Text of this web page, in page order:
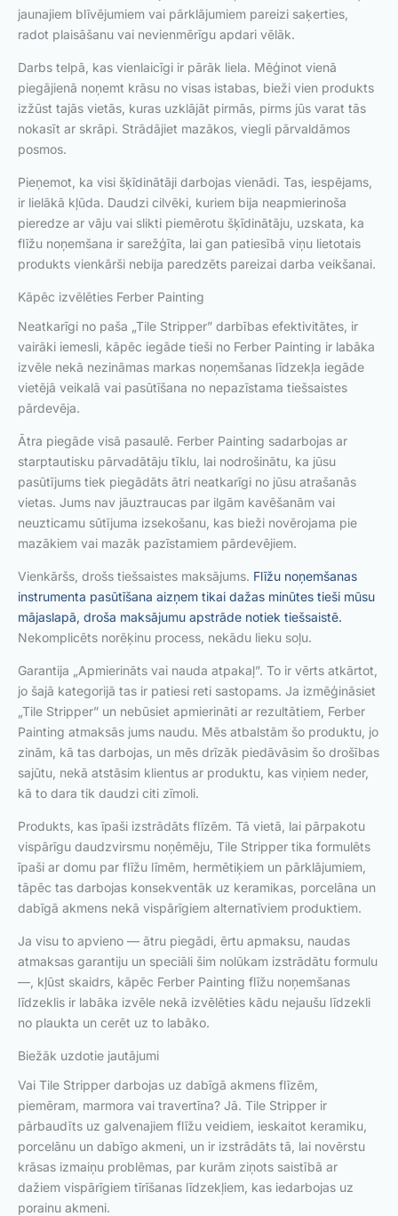
jaunajiem blīvējumiem vai pārklājumiem pareizi saķerties,
radot plaisāšanu vai nevienmērīgu apdari vēlāk.
Darbs telpā, kas vienlaicīgi ir pārāk liela. Mēģinot vienā
piegājienā noņemt krāsu no visas istabas, bieži vien produkts
izžūst tajās vietās, kuras uzklājāt pirmās, pirms jūs varat tās
nokasīt ar skrāpi. Strādājiet mazākos, viegli pārvaldāmos
posmos.
Pieņemot, ka visi šķīdinātāji darbojas vienādi. Tas, iespējams,
ir lielākā kļūda. Daudzi cilvēki, kuriem bija neapmierinoša
pieredze ar vāju vai slikti piemērotu šķīdinātāju, uzskata, ka
flīžu noņemšana ir sarežģīta, lai gan patiesībā viņu lietotais
produkts vienkārši nebija paredzēts pareizai darba veikšanai.
Kāpēc izvēlēties Ferber Painting
Neatkarīgi no paša „Tile Stripper” darbības efektivitātes, ir
vairāki iemesli, kāpēc iegāde tieši no Ferber Painting ir labāka
izvēle nekā nezināmas markas noņemšanas līdzekļa iegāde
vietējā veikalā vai pasūtīšana no nepazīstama tiešsaistes
pārdevēja.
Ātra piegāde visā pasaulē. Ferber Painting sadarbojas ar
starptautisku pārvadātāju tīklu, lai nodrošinātu, ka jūsu
pasūtījums tiek piegādāts ātri neatkarīgi no jūsu atrašanās
vietas. Jums nav jāuztraucas par ilgām kavēšanām vai
neuzticamu sūtījuma izsekošanu, kas bieži novērojama pie
mazākiem vai mazāk pazīstamiem pārdevējiem.
Vienkāršs, drošs tiešsaistes maksājums. Flīžu noņemšanas
instrumenta pasūtīšana aizņem tikai dažas minūtes tieši mūsu
mājaslapā, droša maksājumu apstrāde notiek tiešsaistē.
Nekomplicēts norēķinu process, nekādu lieku soļu.
Garantija „Apmierināts vai nauda atpakaļ”. To ir vērts atkārtot,
jo šajā kategorijā tas ir patiesi reti sastopams. Ja izmēģināsiet
„Tile Stripper” un nebūsiet apmierināti ar rezultātiem, Ferber
Painting atmaksās jums naudu. Mēs atbalstām šo produktu, jo
zinām, kā tas darbojas, un mēs drīzāk piedāvāsim šo drošības
sajūtu, nekā atstāsim klientus ar produktu, kas viņiem neder,
kā to dara tik daudzi citi zīmoli.
Produkts, kas īpaši izstrādāts flīzēm. Tā vietā, lai pārpakotu
vispārīgu daudzvirsmu noņēmēju, Tile Stripper tika formulēts
īpaši ar domu par flīžu līmēm, hermētiķiem un pārklājumiem,
tāpēc tas darbojas konsekventāk uz keramikas, porcelāna un
dabīgā akmens nekā vispārīgiem alternatīviem produktiem.
Ja visu to apvieno — ātru piegādi, ērtu apmaksu, naudas
atmaksas garantiju un speciāli šim nolūkam izstrādātu formulu
—, kļūst skaidrs, kāpēc Ferber Painting flīžu noņemšanas
līdzeklis ir labāka izvēle nekā izvēlēties kādu nejaušu līdzekli
no plaukta un cerēt uz to labāko.
Biežāk uzdotie jautājumi
Vai Tile Stripper darbojas uz dabīgā akmens flīzēm,
piemēram, marmora vai travertīna? Jā. Tile Stripper ir
pārbaudīts uz galvenajiem flīžu veidiem, ieskaitot keramiku,
porcelānu un dabīgo akmeni, un ir izstrādāts tā, lai novērstu
krāsas izmaiņu problēmas, par kurām ziņots saistībā ar
dažiem vispārīgiem tīrīšanas līdzekļiem, kas iedarbojas uz
porainu akmeni.